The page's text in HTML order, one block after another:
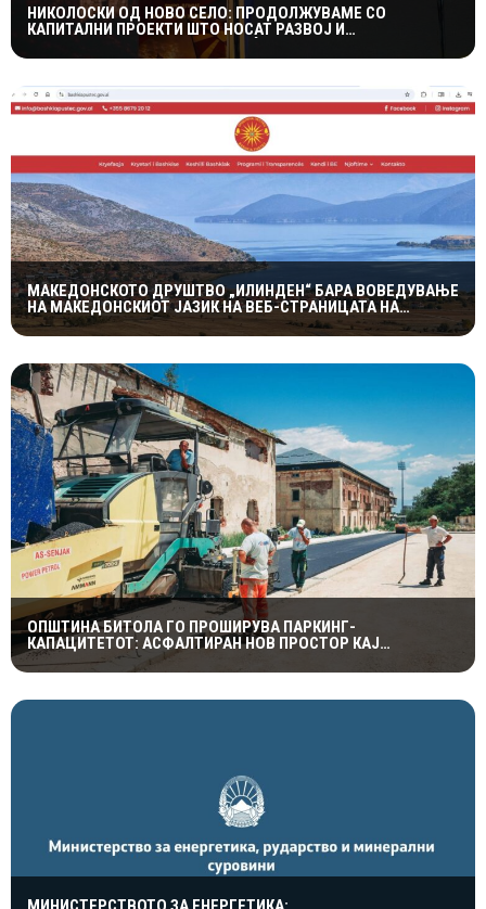
НИКОЛОСКИ ОД НОВО СЕЛО: ПРОДОЛЖУВАМЕ СО
КАПИТАЛНИ ПРОЕКТИ ШТО НОСАТ РАЗВОЈ И
ПОКВАЛИТЕТЕН ЖИВОТ ЗА ГРАЃАНИТЕ
МАКЕДОНСКОТО ДРУШТВО „ИЛИНДЕН“ БАРА ВОВЕДУВАЊЕ
НА МАКЕДОНСКИОТ ЈАЗИК НА ВЕБ-СТРАНИЦАТА НА
ОПШТИНА ПУСТЕЦ
ОПШТИНА БИТОЛА ГО ПРОШИРУВА ПАРКИНГ-
КАПАЦИТЕТОТ: АСФАЛТИРАН НОВ ПРОСТОР КАЈ
ПОРАНЕШНАТА КАСАРНА